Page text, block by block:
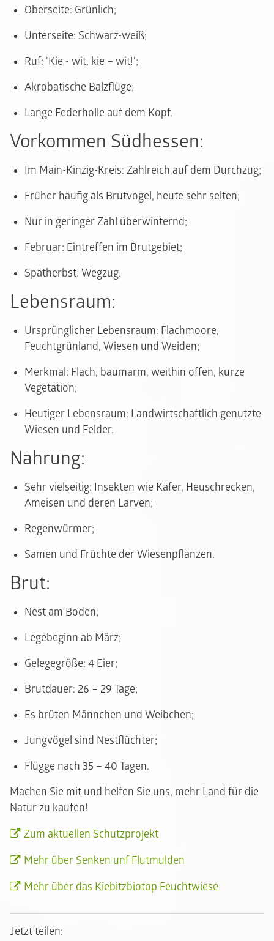
Oberseite: Grünlich;
Unterseite: Schwarz-weiß;
Ruf: 'Kie - wit, kie – wit!';
Akrobatische Balzflüge;
Lange Federholle auf dem Kopf.
Vorkommen Südhessen:
Im Main-Kinzig-Kreis: Zahlreich auf dem Durchzug;
Früher häufig als Brutvogel, heute sehr selten;
Nur in geringer Zahl überwinternd;
Februar: Eintreffen im Brutgebiet;
Spätherbst: Wegzug.
Lebensraum:
Ursprünglicher Lebensraum: Flachmoore,
Feuchtgrünland, Wiesen und Weiden;
Merkmal: Flach, baumarm, weithin offen, kurze
Vegetation;
Heutiger Lebensraum: Landwirtschaftlich genutzte
Wiesen und Felder.
Nahrung:
Sehr vielseitig: Insekten wie Käfer, Heuschrecken,
Ameisen und deren Larven;
Regenwürmer;
Samen und Früchte der Wiesenpflanzen.
Brut:
Nest am Boden;
Legebeginn ab März;
Gelegegröße: 4 Eier;
Brutdauer: 26 – 29 Tage;
Es brüten Männchen und Weibchen;
Jungvögel sind Nestflüchter;
Flügge nach 35 – 40 Tagen.
Machen Sie mit und helfen Sie uns, mehr Land für die
Natur zu kaufen!
Zum aktuellen Schutzprojekt
Mehr über Senken unf Flutmulden
Mehr über das Kiebitzbiotop Feuchtwiese
Jetzt teilen: